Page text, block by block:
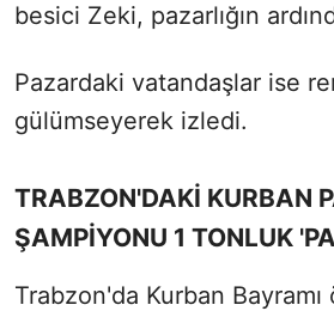
besici Zeki, pazarlığın
Pazardaki vatandaşlar ise
gülümseyerek izledi.
TRABZON'DAKİ KURBAN
ŞAMPİYONU 1 TONLUK
Trabzon'da Kurban